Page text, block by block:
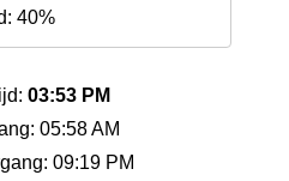
40%
03:53 PM
05:58 AM
09:19 PM